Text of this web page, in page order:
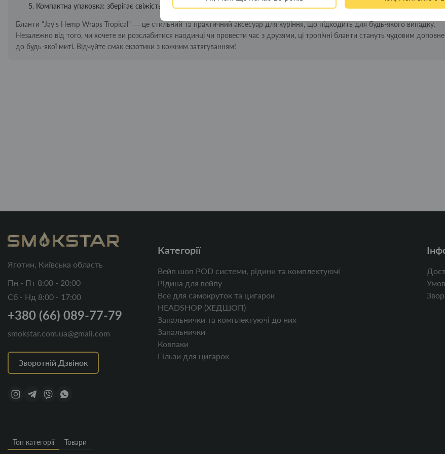
Компактна упаковка: зберігає свіжість та аромат, дозволяючи завжди мати бланти під рукою.
Бланти "Jay's Hemp Wraps Tropical" — це стильний та практичний аксесуар для куріння, що підходить для будь-якого випадку.
Незалежно від того, чи хочете ви розслабитися наодинці чи провести час з друзями, ці тропічні бланти стануть чудовим
до будь-якої миті. Відчуйте смак екзотики з кожним затягуванням!
Яготин, Київська область
Пн - Пт 8:00 - 20:00
Сб - Нд 8:00 - 17:00
+380 (66) 089-77-79
smokstar.com.ua@gmail.com
Зворотній Дзвінок
Категорії
Вейп шоп POD системи, рідини та комплектуючі
Рідина для вейпу
Все для самокруток та цигарок
HEADSHOP (ХЕДШОП)
Запальнички та комплектуючі до них
Запальнички
Ковпаки
Гільзи для цигарок
Топ категорії Товари